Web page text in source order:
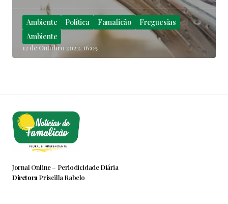
Ambiente Política Famalicão
Freguesias
Ambiente
12 de Outubro 2022, 16:05
Jornal Online – Periodicidade Diária
Diretora Priscilla Rabelo